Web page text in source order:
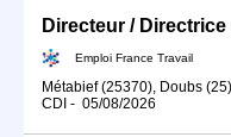
Emploi France Travail
Métabief (25370), Doubs
CDI - 05/08/2026